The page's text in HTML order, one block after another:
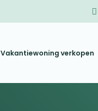
Vakantiewoning verkopen